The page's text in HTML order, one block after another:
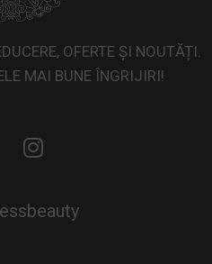
OFERTE ȘI NOUTĂȚI.
MAI BUNE ÎNGRIJIRI!